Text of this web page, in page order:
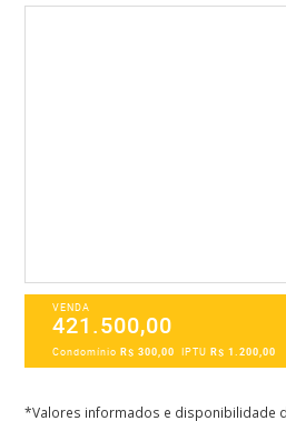
VENDA
421.500,00
CondomínioR$ 300,00 IPTUR$ 1.200,00
*Valores informados e disponibilidade